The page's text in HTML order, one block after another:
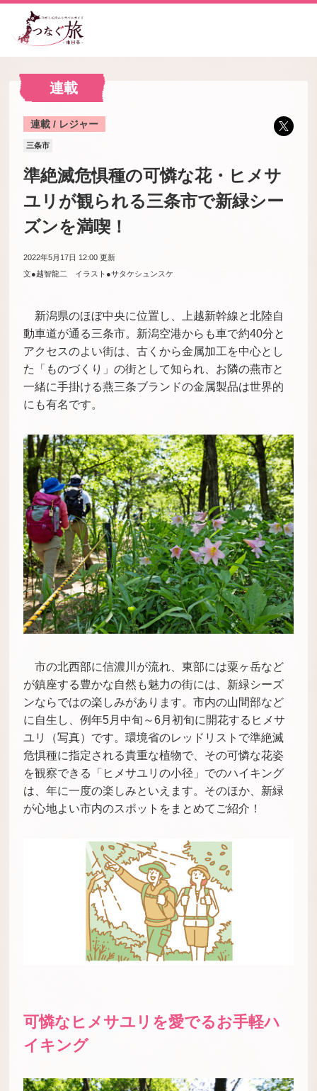
連載
連載 / レジャー
三条市
準絶滅危惧種の可憐な花・ヒメサ
ユリが観られる三条市で新緑シー
ズンを満喫！
2022年5月17日 12:00 更新
文●越智龍二 イラスト●サタケシュンスケ
新潟県のほぼ中央に位置し、上越新幹線と北陸自
動車道が通る三条市。新潟空港からも車で約40分と
アクセスのよい街は、古くから金属加工を中心とし
た「ものづくり」の街として知られ、お隣の燕市と
一緒に手掛ける燕三条ブランドの金属製品は世界的
にも有名です。
市の北西部に信濃川が流れ、東部には粟ヶ岳など
が鎮座する豊かな自然も魅力の街には、新緑シーズ
ンならではの楽しみがあります。市内の山間部など
に自生し、例年5月中旬～6月初旬に開花するヒメサ
ユリ（写真）です。環境省のレッドリストで準絶滅
危惧種に指定される貴重な植物で、その可憐な花姿
を観察できる「ヒメサユリの小径」でのハイキング
は、年に一度の楽しみといえます。そのほか、新緑
が心地よい市内のスポットをまとめてご紹介！
可憐なヒメサユリを愛でるお手軽ハ
イキング